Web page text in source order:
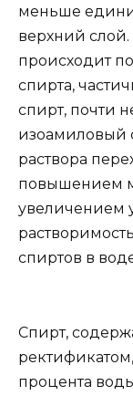
меньше
верхний
происходит
спирта,
спирт, почти
изоамиловый
раствора
повышением
увеличением
растворимость
спиртов в
Спирт,
процента